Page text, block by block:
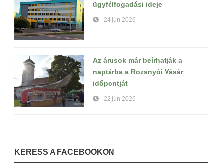
ügyfélfogadási ideje
24 jún 2026
Az árusok már beírhatják a
naptárba a Rozsnyói Vásár
időpontját
22 jún 2026
KERESS A FACEBOOKON